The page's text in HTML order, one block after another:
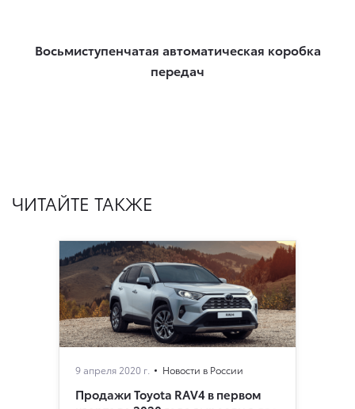
Восьмиступенчатая автоматическая коробка
передач
ЧИТАЙТЕ ТАКЖЕ
9 апреля 2020 г. Новости в России
Продажи Toyota RAV4 в первом